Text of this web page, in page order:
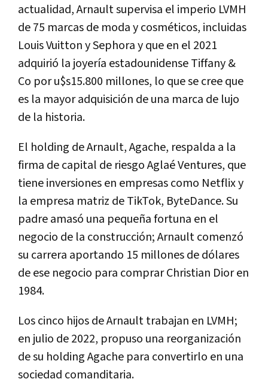
actualidad, Arnault supervisa el imperio LVMH
de 75 marcas de moda y cosméticos, incluidas
Louis Vuitton y Sephora y que en el 2021
adquirió la joyería estadounidense Tiffany &
Co por u$s15.800 millones, lo que se cree que
es la mayor adquisición de una marca de lujo
de la historia.
El holding de Arnault, Agache, respalda a la
firma de capital de riesgo Aglaé Ventures, que
tiene inversiones en empresas como Netflix y
la empresa matriz de TikTok, ByteDance. Su
padre amasó una pequeña fortuna en el
negocio de la construcción; Arnault comenzó
su carrera aportando 15 millones de dólares
de ese negocio para comprar Christian Dior en
1984.
Los cinco hijos de Arnault trabajan en LVMH;
en julio de 2022, propuso una reorganización
de su holding Agache para convertirlo en una
sociedad comanditaria.